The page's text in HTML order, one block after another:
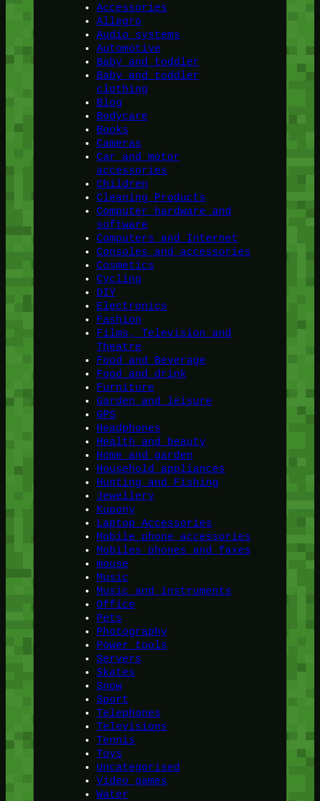
Accessories
Allegro
Audio systems
Automotive
Baby and toddler
Baby and toddler
clothing
Blog
Bodycare
Books
Cameras
Car and motor
accessories
Children
Cleaning Products
Computer hardware and
software
Computers and Internet
Consoles and accessories
Cosmetics
Cycling
DIY
Electronics
Fashion
Films, Television and
Theatre
Food and Beverage
Food and drink
Furniture
Garden and leisure
GPS
Headphones
Health and beauty
Home and garden
Household appliances
Hunting and Fishing
Jewellery
Kupony
Laptop Accessories
Mobile phone accessories
Mobiles phones and faxes
mouse
Music
Music and instruments
Office
Pets
Photography
Power tools
Servers
Skates
Snow
Sport
Telephones
Televisions
Tennis
Toys
Uncategorised
Video games
Water